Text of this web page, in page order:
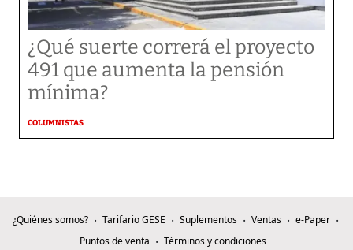
¿Qué suerte correrá el proyecto
491 que aumenta la pensión
mínima?
COLUMNISTAS
¿Quiénes somos? Tarifario GESE Suplementos Ventas
e-Paper
Puntos de venta
Términos y condiciones